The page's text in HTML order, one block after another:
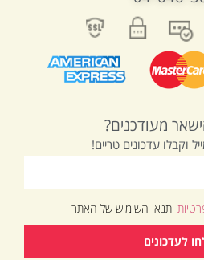
מעודכנים?
וקבלו עדכונים טריים!
ותנאי השימוש של האתר
לעדכונים